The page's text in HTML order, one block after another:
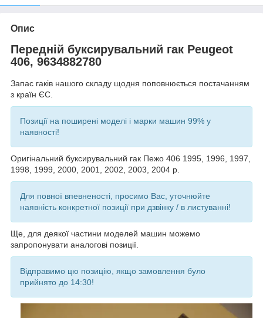
Опис
Передній буксирувальний гак Peugeot
406, 9634882780
Запас гаків нашого складу щодня поповнюється постачанням
з країн ЄС.
Позиції на поширені моделі і марки машин 99% у
наявності!
Оригінальний буксирувальний гак Пежо 406 1995, 1996, 1997,
1998, 1999, 2000, 2001, 2002, 2003, 2004 р.
Для повної впевненості, просимо Вас, уточнюйте
наявність конкретної позиції при дзвінку / в листуванні!
Ще, для деякої частини моделей машин можемо
запропонувати аналогові позиції.
Відправимо цю позицію, якщо замовлення було
прийнято до 14:30!